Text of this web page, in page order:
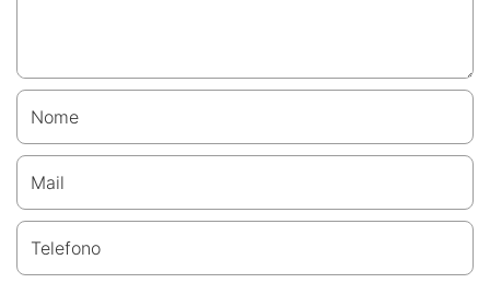
Nome
Mail
Telefono